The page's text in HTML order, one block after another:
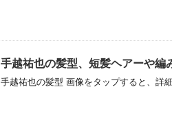
手越祐也の髪型、短髪ヘアーや編
手越祐也の髪型 画像をタップすると、詳